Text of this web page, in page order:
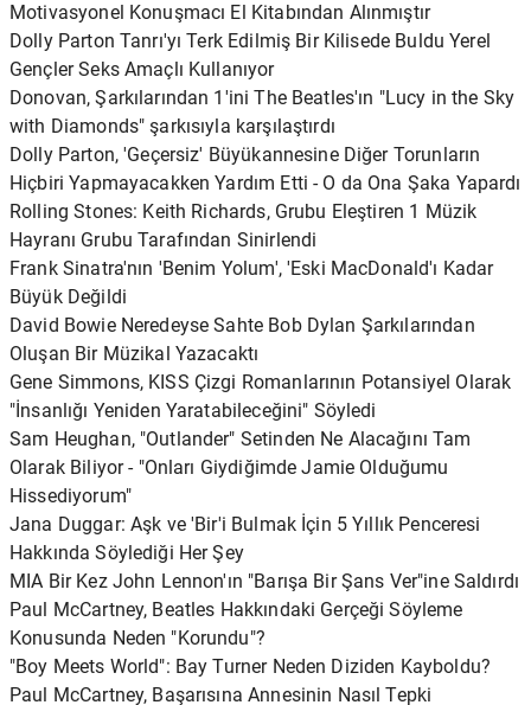
Motivasyonel Konuşmacı El Kitabından Alınmıştır
Dolly Parton Tanrı'yı ​​Terk Edilmiş Bir Kilisede Buldu Yerel
Gençler Seks Amaçlı Kullanıyor
Donovan, Şarkılarından 1'ini The Beatles'ın "Lucy in the Sky
with Diamonds" şarkısıyla karşılaştırdı
Dolly Parton, 'Geçersiz' Büyükannesine Diğer Torunların
Hiçbiri Yapmayacakken Yardım Etti - O da Ona Şaka Yapardı
Rolling Stones: Keith Richards, Grubu Eleştiren 1 Müzik
Hayranı Grubu Tarafından Sinirlendi
Frank Sinatra'nın 'Benim Yolum', 'Eski MacDonald'ı Kadar
Büyük Değildi
David Bowie Neredeyse Sahte Bob Dylan Şarkılarından
Oluşan Bir Müzikal Yazacaktı
Gene Simmons, KISS Çizgi Romanlarının Potansiyel Olarak
"İnsanlığı Yeniden Yaratabileceğini" Söyledi
Sam Heughan, "Outlander" Setinden Ne Alacağını Tam
Olarak Biliyor - "Onları Giydiğimde Jamie Olduğumu
Hissediyorum"
Jana Duggar: Aşk ve 'Bir'i Bulmak İçin 5 Yıllık Penceresi
Hakkında Söylediği Her Şey
MIA Bir Kez John Lennon'ın "Barışa Bir Şans Ver"ine Saldırdı
Paul McCartney, Beatles Hakkındaki Gerçeği Söyleme
Konusunda Neden "Korundu"?
"Boy Meets World": Bay Turner Neden Diziden Kayboldu?
Paul McCartney, Başarısına Annesinin Nasıl Tepki